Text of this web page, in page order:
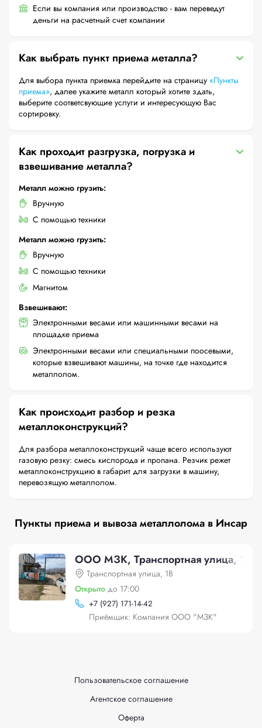
Если вы компания или производство - вам переведут
деньги на расчетный счет компании
Как выбрать пункт приема металла?
Для выбора пункта приемка перейдите на страницу «Пункты
приема», далее укажите металл который хотите здать,
выберите соответсвующие услуги и интересующую Вас
сортировку.
Как проходит разгрузка, погрузка и
взвешивание металла?
Металл можно грузить:
Вручную
С помощью техники
Металл можно грузить:
Вручную
С помощью техники
Магнитом
Взвешивают:
Электронными весами или машинными весами на
площадке приема
Электронными весами или специальными поосевыми,
которые взвешивают машины, на точке где находится
металлолом.
Как происходит разбор и резка
металлоконструкций?
Для разбора металлоконструкций чаще всего используют
газовую резку: смесь кислорода и пропана. Резчик режет
металлоконструкцию в габарит для загрузки в машину,
перевозящую металлолом.
Пункты приема и вывоза металлолома в Инсар
ООО МЗК, Транспортная улица, 1В
Транспортная улица, 1В
Открыто до 17:00
+7 (927) 171-14-42
Приёмщик: Компания ООО "МЗК"
Пользовательское соглашение
Агентское соглашение
Оферта